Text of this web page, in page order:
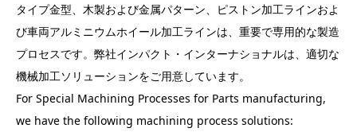
タイプ金型、木製および金属パターン、ピストン加工ラインおよ
び車両アルミニウムホイール加工ラインは、重要で専用的な製造
プロセスです。弊社インパクト・インターナショナルは、適切な
機械加工ソリューションをご用意しています。
For Special Machining Processes for Parts manufacturing,
we have the following machining process solutions: